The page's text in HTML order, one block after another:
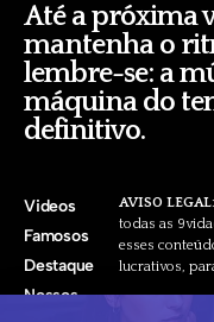
Até a próxima
mantenha o
lembre-se: a
máquina do
definitivo.
Videos
Famosos
Destaque
Nossos
AVISO LEGAL
todas as
esses
lucrativos,